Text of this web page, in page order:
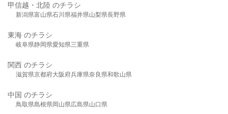
甲信越・北陸 のチラシ
新潟県富山県石川県福井県山梨県長野県
東海 のチラシ
岐阜県静岡県愛知県三重県
関西 のチラシ
滋賀県京都府大阪府兵庫県奈良県和歌山県
中国 のチラシ
鳥取県島根県岡山県広島県山口県